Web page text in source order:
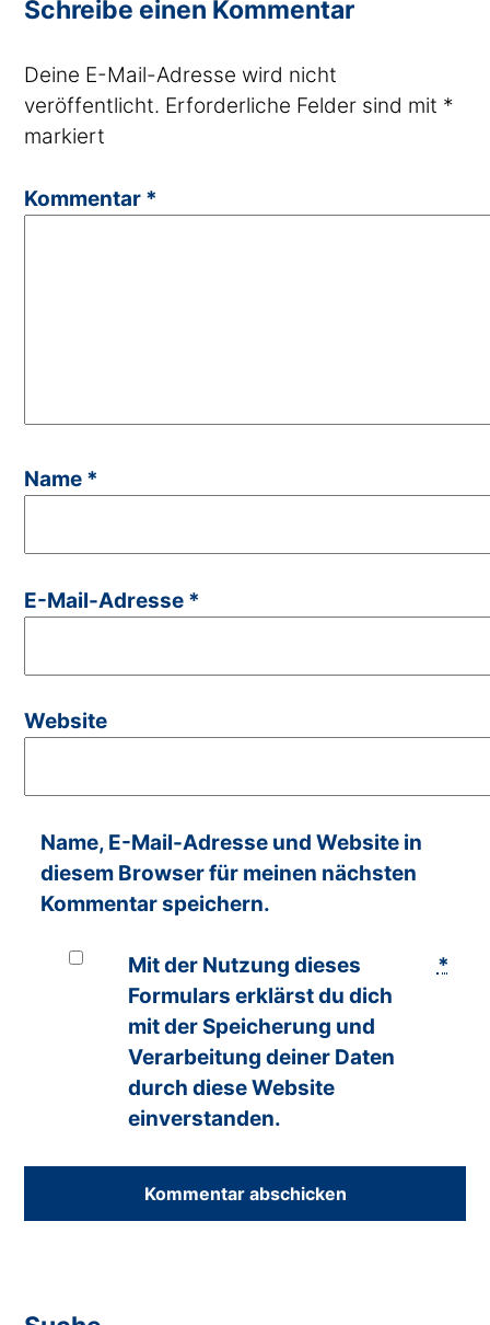
Schreibe einen Kommentar
Deine E-Mail-Adresse wird nicht
veröffentlicht. Erforderliche Felder sind mit *
markiert
Kommentar *
Name *
E-Mail-Adresse *
Website
Name, E-Mail-Adresse und Website in
diesem Browser für meinen nächsten
Kommentar speichern.
Mit der Nutzung dieses
Formulars erklärst du dich
mit der Speicherung und
Verarbeitung deiner Daten
durch diese Website
einverstanden.
*